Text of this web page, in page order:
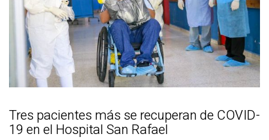
Tres pacientes más se recuperan de COVID-
19 en el Hospital San Rafael